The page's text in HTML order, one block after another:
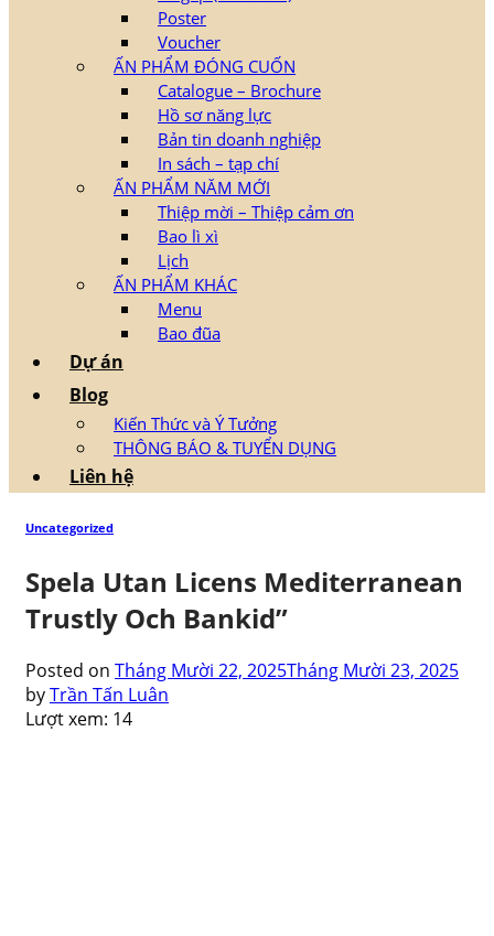
Poster
Voucher
ẤN PHẨM ĐÓNG CUỐN
Catalogue – Brochure
Hồ sơ năng lực
Bản tin doanh nghiệp
In sách – tạp chí
ẤN PHẨM NĂM MỚI
Thiệp mời – Thiệp cảm ơn
Bao lì xì
Lịch
ẤN PHẨM KHÁC
Menu
Bao đũa
Dự án
Blog
Kiến Thức và Ý Tưởng
THÔNG BÁO & TUYỂN DỤNG
Liên hệ
Uncategorized
Spela Utan Licens Mediterranean
Trustly Och Bankid”
Posted on Tháng Mười 22, 2025Tháng Mười 23, 2025
byTrần Tấn Luân
Lượt xem: 14